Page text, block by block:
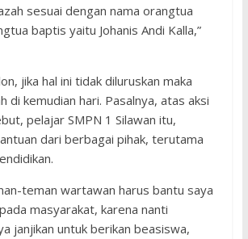
sesuai dengan nama orangtua
baptis yaitu Johanis Andi Kalla,”
jika hal ini tidak diluruskan maka
di kemudian hari. Pasalnya, atas aksi
pelajar SMPN 1 Silawan itu,
dari berbagai pihak, terutama
teman wartawan harus bantu saya
masyarakat, karena nanti
janjikan untuk berikan beasiswa,